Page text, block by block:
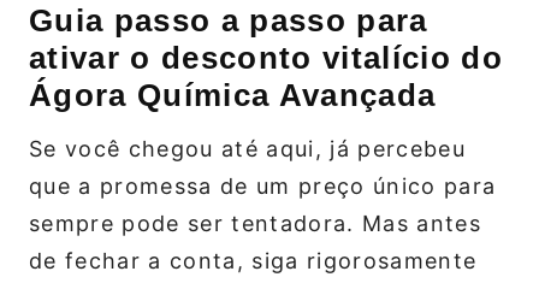
Guia passo a passo para
ativar o desconto vitalício do
Ágora Química Avançada
Se você chegou até aqui, já percebeu
que a promessa de um preço único para
sempre pode ser tentadora. Mas antes
de fechar a conta, siga rigorosamente